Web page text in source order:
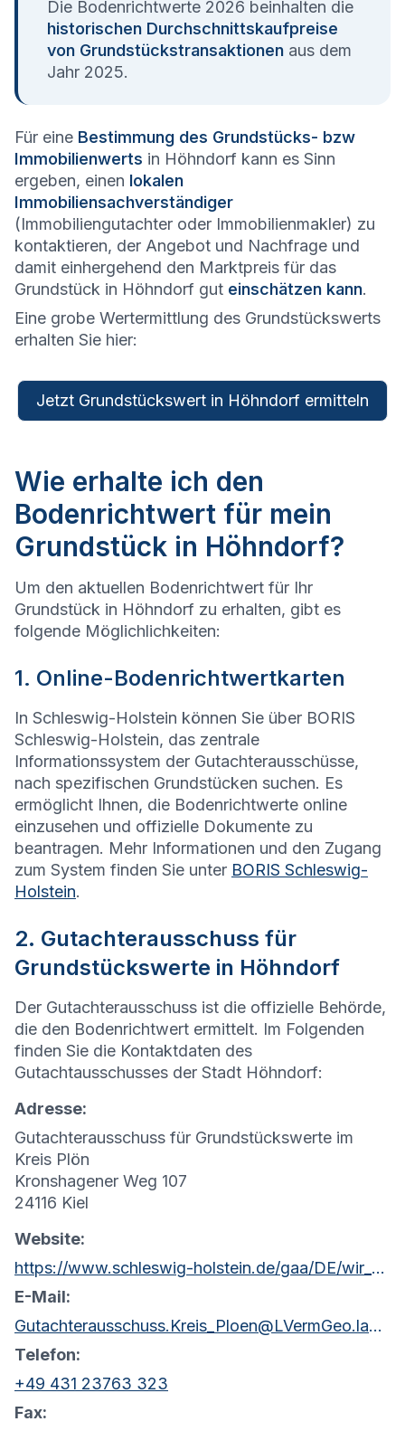
Die Bodenrichtwerte 2026 beinhalten die
historischen Durchschnittskaufpreise
von Grundstückstransaktionen aus dem
Jahr 2025.
Für eine Bestimmung des Grundstücks- bzw
Immobilienwerts in Höhndorf kann es Sinn
ergeben, einen lokalen
Immobiliensachverständiger
(Immobiliengutachter oder Immobilienmakler) zu
kontaktieren, der Angebot und Nachfrage und
damit einhergehend den Marktpreis für das
Grundstück in Höhndorf gut einschätzen kann.
Eine grobe Wertermittlung des Grundstückswerts
erhalten Sie hier:
Jetzt Grundstückswert in Höhndorf ermitteln
Wie erhalte ich den
Bodenrichtwert für mein
Grundstück in Höhndorf?
Um den aktuellen Bodenrichtwert für Ihr
Grundstück in Höhndorf zu erhalten, gibt es
folgende Möglichlichkeiten:
1. Online-Bodenrichtwertkarten
In Schleswig-Holstein können Sie über BORIS
Schleswig-Holstein, das zentrale
Informationssystem der Gutachterausschüsse,
nach spezifischen Grundstücken suchen. Es
ermöglicht Ihnen, die Bodenrichtwerte online
einzusehen und offizielle Dokumente zu
beantragen. Mehr Informationen und den Zugang
zum System finden Sie unter BORIS Schleswig-
Holstein.
2. Gutachterausschuss für
Grundstückswerte in Höhndorf
Der Gutachterausschuss ist die offizielle Behörde,
die den Bodenrichtwert ermittelt. Im Folgenden
finden Sie die Kontaktdaten des
Gutachtausschusses der Stadt Höhndorf:
Adresse:
Gutachterausschuss für Grundstückswerte im
Kreis Plön
Kronshagener Weg 107
24116 Kiel
Website:
https://www.schleswig-holstein.de/gaa/DE/wir_ueber_uns/Gutachterausschuesse/gaPloen.html?nn=c0d62a00-d1ee-4d76-b61a-4d55e31f453c
E-Mail:
Gutachterausschuss.Kreis_Ploen@LVermGeo.landsh.de
Telefon:
+49 431 23763 323
Fax: